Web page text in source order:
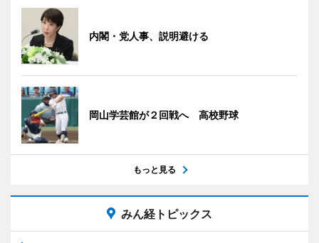
内閣・党人事、説明避ける
岡山学芸館が２回戦へ 高校野球
もっと見る
みん経トピックス